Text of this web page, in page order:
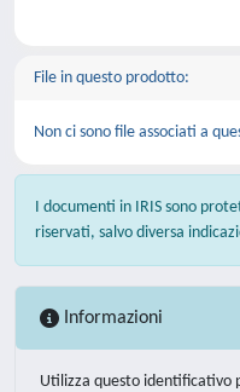
File in questo prodotto:
Non ci sono file associati a
I documenti in IRIS sono
riservati, salvo diversa
Informazioni
Utilizza questo identificativo